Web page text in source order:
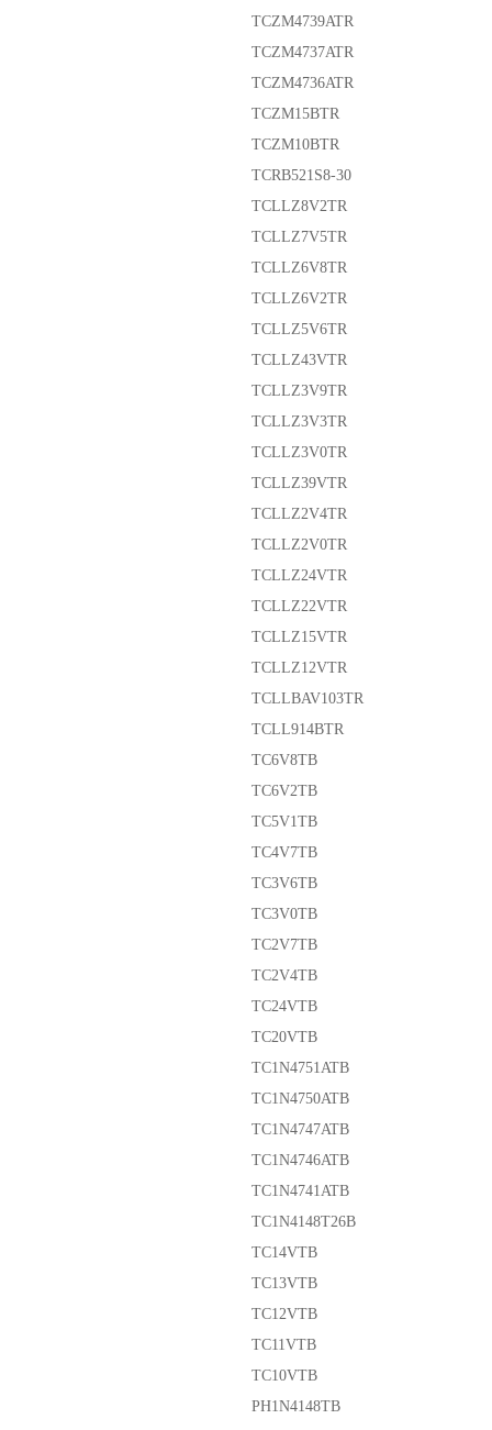
TCZM4739ATR
TCZM4737ATR
TCZM4736ATR
TCZM15BTR
TCZM10BTR
TCRB521S8-30
TCLLZ8V2TR
TCLLZ7V5TR
TCLLZ6V8TR
TCLLZ6V2TR
TCLLZ5V6TR
TCLLZ43VTR
TCLLZ3V9TR
TCLLZ3V3TR
TCLLZ3V0TR
TCLLZ39VTR
TCLLZ2V4TR
TCLLZ2V0TR
TCLLZ24VTR
TCLLZ22VTR
TCLLZ15VTR
TCLLZ12VTR
TCLLBAV103TR
TCLL914BTR
TC6V8TB
TC6V2TB
TC5V1TB
TC4V7TB
TC3V6TB
TC3V0TB
TC2V7TB
TC2V4TB
TC24VTB
TC20VTB
TC1N4751ATB
TC1N4750ATB
TC1N4747ATB
TC1N4746ATB
TC1N4741ATB
TC1N4148T26B
TC14VTB
TC13VTB
TC12VTB
TC11VTB
TC10VTB
PH1N4148TB